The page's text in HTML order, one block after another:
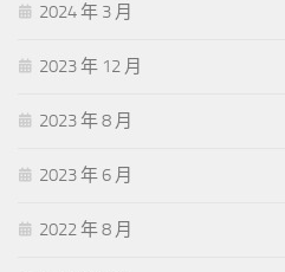
2024 年 3 月
2023 年 12 月
2023 年 8 月
2023 年 6 月
2022 年 8 月